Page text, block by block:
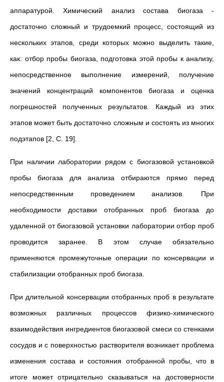
аппаратурой. Химический анализ состава биогаза -
достаточно сложный и трудоемкий процесс, состоящий из
нескольких этапов, среди которых можно выделить такие,
как: отбор пробы биогаза, подготовка этой пробы к анализу,
непосредственное выполнение измерений, получение
значений концентраций компонентов биогаза и оценка
погрешностей полученных результатов. Каждый из этих
этапов может быть достаточно сложным и состоять из многих
подэтапов [2, С. 19].
При наличии лаборатории рядом с биогазовой установкой
пробы биогаза для анализа отбираются прямо перед
непосредственным проведением анализов. При
необходимости доставки отобранных проб биогаза до
удаленной от биогазовой установки лаборатории отбор проб
проводится заранее. В этом случае обязательно
применяются промежуточные операции по консервации и
стабилизации отобранных проб биогаза.
При длительной консервации отобранных проб в результате
возможных различных процессов физико-химического
взаимодействия ингредиентов биогазовой смеси со стенками
сосудов и с поверхностью растворителя возникает проблема
изменения состава и состояния отобранной пробы, что в
итоге может отрицательно сказываться на достоверности